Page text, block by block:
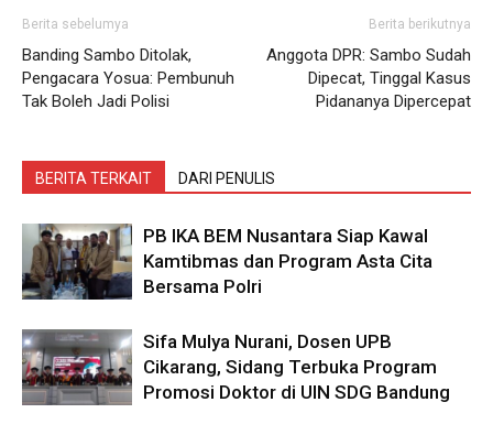
Berita sebelumya
Banding Sambo Ditolak,
Pengacara Yosua: Pembunuh
Tak Boleh Jadi Polisi
Berita berikutnya
Anggota DPR: Sambo Sudah
Dipecat, Tinggal Kasus
Pidananya Dipercepat
BERITA TERKAIT DARI PENULIS
PB IKA BEM Nusantara Siap Kawal
Kamtibmas dan Program Asta Cita
Bersama Polri
Sifa Mulya Nurani, Dosen UPB
Cikarang, Sidang Terbuka Program
Promosi Doktor di UIN SDG Bandung